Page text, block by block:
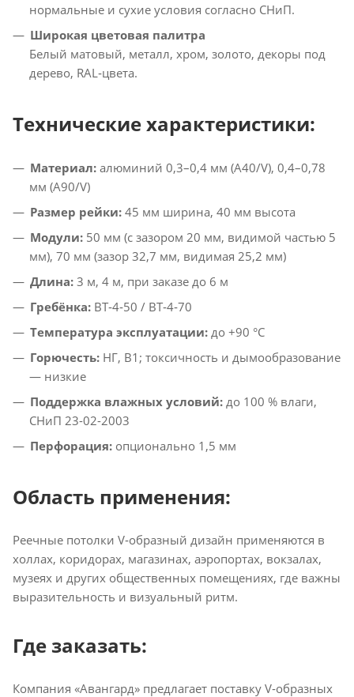
нормальные и сухие условия согласно СНиП.
Широкая цветовая палитра
Белый матовый, металл, хром, золото, декоры под
дерево, RAL‑цвета.
Технические характеристики:
Материал: алюминий 0,3–0,4 мм (A40/V), 0,4–0,78
мм (A90/V)
Размер рейки: 45 мм ширина, 40 мм высота
Модули: 50 мм (с зазором 20 мм, видимой частью 5
мм), 70 мм (зазор 32,7 мм, видимая 25,2 мм)
Длина: 3 м, 4 м, при заказе до 6 м
Гребёнка: BT‑4‑50 / BT‑4‑70
Температура эксплуатации: до +90 °C
Горючесть: НГ, В1; токсичность и дымообразование
— низкие
Поддержка влажных условий: до 100 % влаги,
СНиП 23-02-2003
Перфорация: опционально 1,5 мм
Область применения:
Реечные потолки V‑образный дизайн применяются в
холлах, коридорах, магазинах, аэропортах, вокзалах,
музеях и других общественных помещениях, где важны
выразительность и визуальный ритм.
Где заказать:
Компания «Авангард» предлагает поставку V‑образных